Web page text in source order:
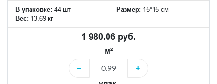
В упаковке: 44 шт Размер: 15*15 см
Вес: 13.69 кг
1 980.06 руб.
м²
−
+